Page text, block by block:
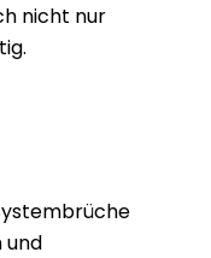
nicht nur
und